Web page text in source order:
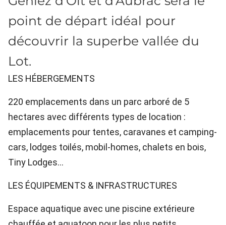
point de départ idéal pour
découvrir la superbe vallée du
Lot.
LES HÉBERGEMENTS
220 emplacements dans un parc arboré de 5
hectares avec différents types de location :
emplacements pour tentes, caravanes et camping-
cars, lodges toilés, mobil-homes, chalets en bois,
Tiny Lodges…
LES ÉQUIPEMENTS & INFRASTRUCTURES
Espace aquatique avec une piscine extérieure